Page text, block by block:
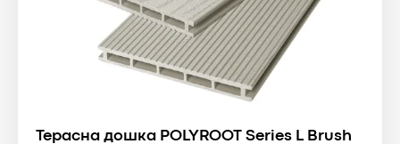
Терасна дошка POLYROOT Series L Brush